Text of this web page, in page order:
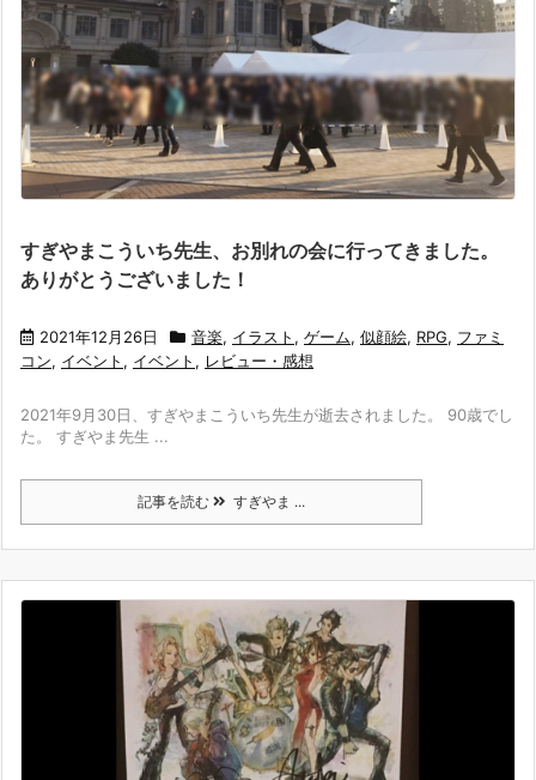
すぎやまこういち先生、お別れの会に行ってきました。
ありがとうございました！
2021年12月26日 音楽, イラスト , ゲーム, 似顔絵, RPG, ファミ
コン, イベント , イベント , レビュー・感想
2021年9月30日、すぎやまこういち先生が逝去されました。 90歳でし
た。 すぎやま先生 ...
記事を読む すぎやま ...